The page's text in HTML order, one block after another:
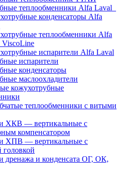
теплообменники Alfa Laval
конденсаторы Alfa
теплообменники Alfa
ViscoLine
испарители Alfa Laval
испарители
конденсаторы
маслоохладители
кожухотрубные
теплообменники с витыми
ХКВ — вертикальные с
компенсатором
ХПВ — вертикальные с
дренажа и конденсата ОГ, ОК,